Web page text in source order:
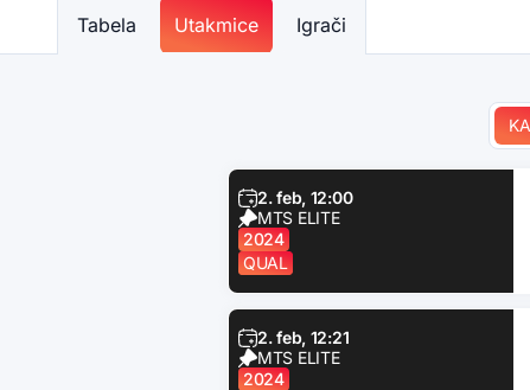
Tabela Utakmice Igrači
2. feb, 12:00
MTS ELITE
2024
QUAL
2. feb, 12:21
MTS ELITE
2024